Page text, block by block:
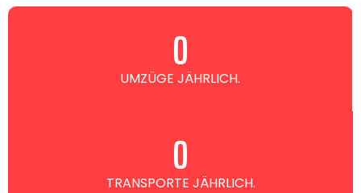
UMZÜGE JÄHRLICH.
0
TRANSPORTE JÄHRLICH.
0